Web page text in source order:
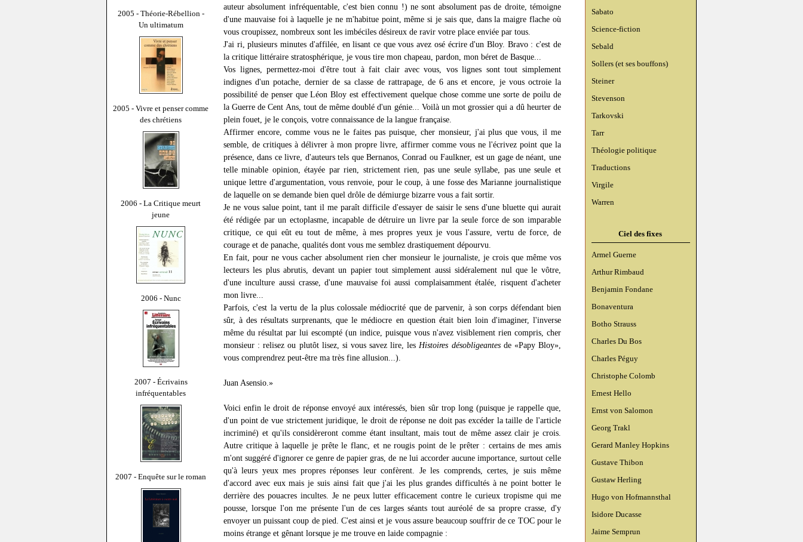
2005 - Théorie-Rébellion -
Un ultimatum
2005 - Vivre et penser comme
des chrétiens
2006 - La Critique meurt
jeune
2006 - Nunc
2007 - Écrivains
infréquentables
2007 - Enquête sur le roman
Sabato
Science-fiction
Sebald
Sollers (et ses bouffons)
Steiner
Stevenson
Tarkovski
Tarr
Théologie politique
Traductions
Virgile
Warren
Ciel des fixes
Armel Guerne
Arthur Rimbaud
Benjamin Fondane
Bonaventura
Botho Strauss
Charles Du Bos
Charles Péguy
Christophe Colomb
Ernest Hello
Ernst von Salomon
Georg Trakl
Gerard Manley Hopkins
Gustave Thibon
Gustaw Herling
Hugo von Hofmannsthal
Isidore Ducasse
Jaime Semprun
auteur absolument infréquentable, c'est bien connu !) ne sont absolument pas de droite, témoigne
d'une mauvaise foi à laquelle je ne m'habitue point, même si je sais que, dans la maigre flache où
vous croupissez, nombreux sont les imbéciles désireux de ravir votre place enviée par tous.
J'ai ri, plusieurs minutes d'affilée, en lisant ce que vous avez osé écrire d'un Bloy. Bravo : c'est de
la critique littéraire stratosphérique, je vous tire mon chapeau, pardon, mon béret de Basque...
Vos lignes, permettez-moi d'être tout à fait clair avec vous, vos lignes sont tout simplement
indignes d'un potache, dernier de sa classe de rattrapage, de 6 ans et encore, je vous octroie la
possibilité de penser que Léon Bloy est effectivement quelque chose comme une sorte de poilu de
la Guerre de Cent Ans, tout de même doublé d'un génie... Voilà un mot grossier qui a dû heurter de
plein fouet, je le conçois, votre connaissance de la langue française.
Affirmer encore, comme vous ne le faites pas puisque, cher monsieur, j'ai plus que vous, il me
semble, de critiques à délivrer à mon propre livre, affirmer comme vous ne l'écrivez point que la
présence, dans ce livre, d'auteurs tels que Bernanos, Conrad ou Faulkner, est un gage de néant, une
telle minable opinion, étayée par rien, strictement rien, pas une seule syllabe, pas une seule et
unique lettre d'argumentation, vous renvoie, pour le coup, à une fosse des Marianne journalistique
de laquelle on se demande bien quel drôle de démiurge bizarre vous a fait sortir.
Je ne vous salue point, tant il me paraît difficile d'essayer de saisir le sens d'une bluette qui aurait
été rédigée par un ectoplasme, incapable de détruire un livre par la seule force de son imparable
critique, ce qui eût eu tout de même, à mes propres yeux je vous l'assure, vertu de force, de
courage et de panache, qualités dont vous me semblez drastiquement dépourvu.
En fait, pour ne vous cacher absolument rien cher monsieur le journaliste, je crois que même vos
lecteurs les plus abrutis, devant un papier tout simplement aussi sidéralement nul que le vôtre,
d'une inculture aussi crasse, d'une mauvaise foi aussi complaisamment étalée, risquent d'acheter
mon livre...
Parfois, c'est la vertu de la plus colossale médiocrité que de parvenir, à son corps défendant bien
sûr, à des résultats surprenants, que le médiocre en question était bien loin d'imaginer, l'inverse
même du résultat par lui escompté (un indice, puisque vous n'avez visiblement rien compris, cher
monsieur : relisez ou plutôt lisez, si vous savez lire, les Histoires désobligeantesde «Papy Bloy»,
vous comprendrez peut-être ma très fine allusion...).
Juan Asensio.»
Voici enfin le droit de réponse envoyé aux intéressés, bien sûr trop long (puisque je rappelle que,
d'un point de vue strictement juridique, le droit de réponse ne doit pas excéder la taille de l'article
incriminé) et qu'ils considèreront comme étant insultant, mais tout de même assez clair je crois.
Autre critique à laquelle je prête le flanc, et ne rougis point de le prêter : certains de mes amis
m'ont suggéré d'ignorer ce genre de papier gras, de ne lui accorder aucune importance, surtout celle
qu'à leurs yeux mes propres réponses leur confèrent. Je les comprends, certes, je suis même
d'accord avec eux mais je suis ainsi fait que j'ai les plus grandes difficultés à ne point botter le
derrière des pouacres incultes. Je ne peux lutter efficacement contre le curieux tropisme qui me
pousse, lorsque l'on me présente l'un de ces larges séants tout auréolé de sa propre crasse, d'y
envoyer un puissant coup de pied. C'est ainsi et je vous assure beaucoup souffrir de ce TOC pour le
moins étrange et gênant lorsque je me trouve en laide compagnie :